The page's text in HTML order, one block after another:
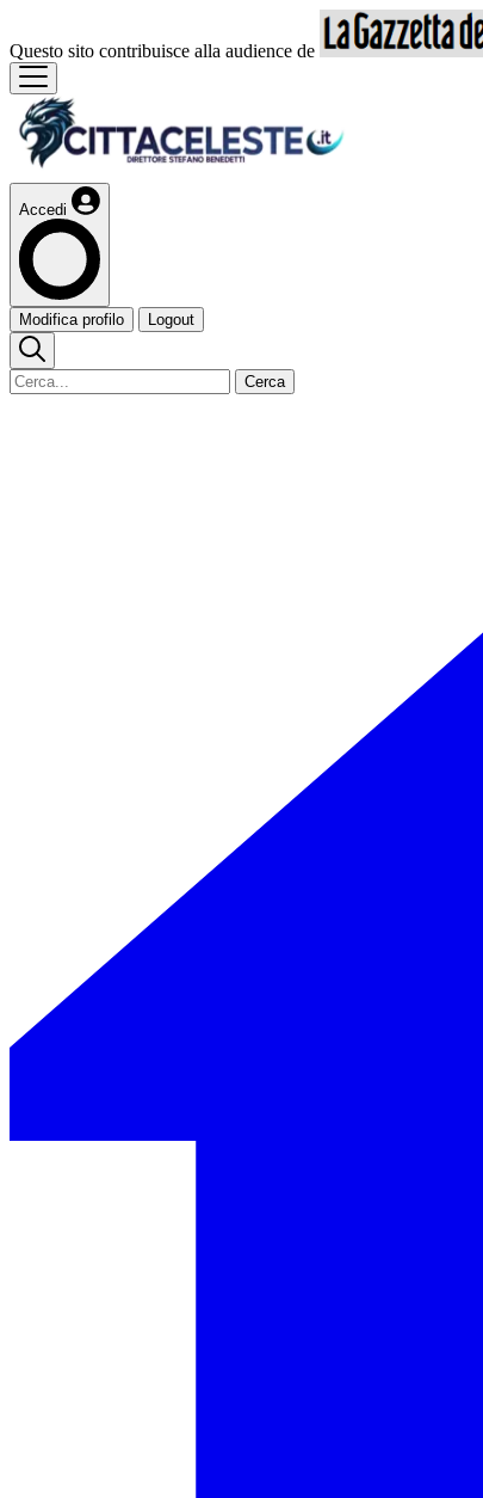
Questo sito contribuisce alla audience de
Accedi
Modifica profilo Logout
Cerca